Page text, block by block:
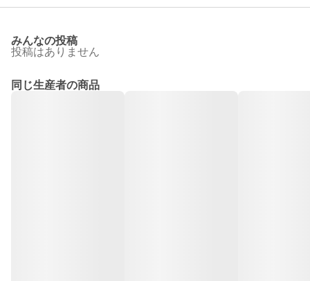
みんなの投稿
投稿はありません
同じ生産者の商品